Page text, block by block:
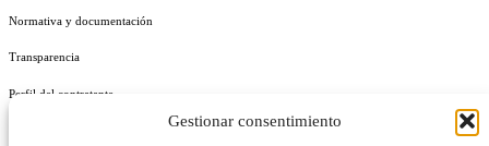
Gestionar consentimiento
Normativa y documentación
Transparencia
Perfil del contratante